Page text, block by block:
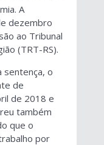
A
dezembro
ao Tribunal
(TRT-RS).
sentença, o
de
de 2018 e
também
que o
por